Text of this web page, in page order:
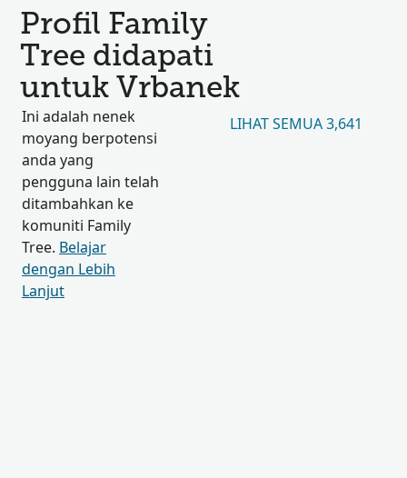
Profil Family
Tree didapati
untuk Vrbanek
Ini adalah nenek
moyang berpotensi
anda yang
pengguna lain telah
ditambahkan ke
komuniti Family
Tree. Belajar
dengan Lebih
Lanjut
LIHAT SEMUA 3,641